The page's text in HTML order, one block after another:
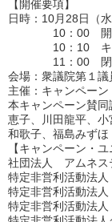
【開催要項】
日時：10月28日（
10：00 開会
10：10 キャン
11：00 閉
会場：衆議院第１
主催：キャンペーン
本キャンペーン賛
恵子、川田龍平、
和歌子、福島みずほ
【キャンペーン・
社団法人 アムネス
特定非営利活動法
特定非営利活動法
特定非営利活動法